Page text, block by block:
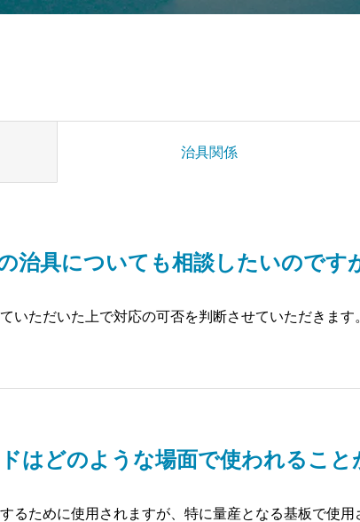
治具関係
治具についても相談したいのです
いただいた上で対応の可否を判断させていただきます
はどのような場面で使われること
るために使用されますが、特に量産となる基板で使用